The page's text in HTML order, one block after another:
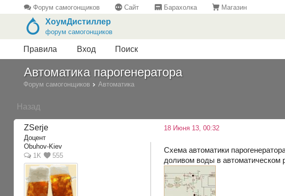
Форум самогонщиков Сайт Барахолка Магазин
ХоумДистиллер
форум самогонщиков
Правила Вход Поиск
Автоматика парогенератора
Форум самогонщиков Автоматика
Назад
ZSerje
Доцент
Obuhov-Kiev
1K
555
18 Июня 13, 00:32
Схема автоматики
доливом воды в автоматическом